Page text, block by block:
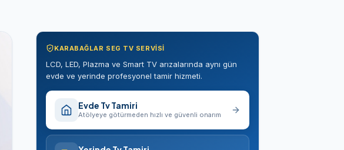
KARABAĞLAR SEG TV SERVISI
LCD, LED, Plazma ve Smart TV arızalarında aynı gün
evde ve yerinde profesyonel tamir hizmeti.
Evde Tv Tamiri
Atölyeye götürmeden hızlı ve güvenli onarım